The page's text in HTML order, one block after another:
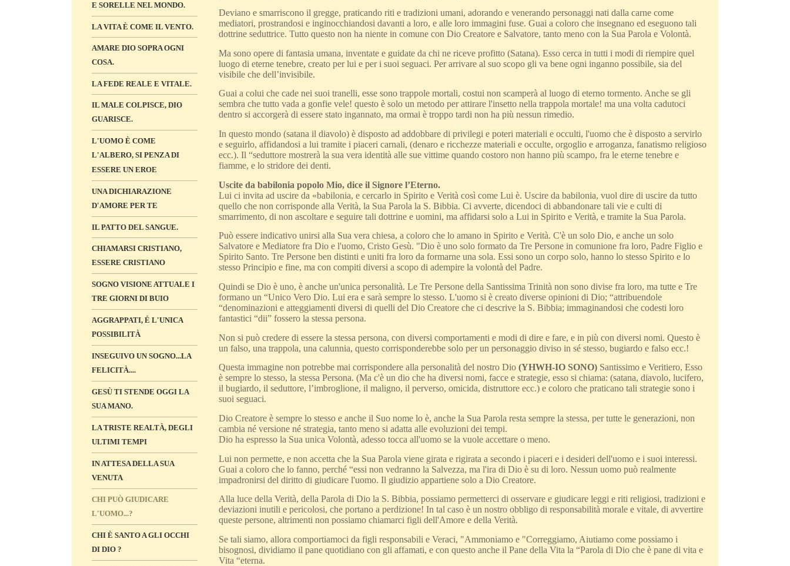
E SORELLE NEL MONDO.
LA VITA È COME IL VENTO.
AMARE DIO SOPRA OGNI
COSA.
LA FEDE REALE E VITALE.
IL MALE COLPISCE, DIO
GUARISCE.
L'UOMO È COME
L'ALBERO, SI PENZA DI
ESSERE UN EROE
UNA DICHIARAZIONE
D'AMORE PER TE
IL PATTO DEL SANGUE.
CHIAMARSI CRISTIANO,
ESSERE CRISTIANO
SOGNO VISIONE ATTUALE I
TRE GIORNI DI BUIO
AGGRAPPATI, É L'UNICA
POSSIBILITÀ
INSEGUIVO UN SOGNO...LA
FELICITÀ....
GESÙ TI STENDE OGGI LA
SUA MANO.
LA TRISTE REALTÀ, DEGLI
ULTIMI TEMPI
IN ATTESA DELLA SUA
VENUTA
CHI PUÒ GIUDICARE
L'UOMO...?
CHI È SANTO A GLI OCCHI
DI DIO ?
Deviano e smarriscono il gregge, praticando riti e tradizioni umani, adorando e venerando personaggi nati dalla carne come
mediatori, prostrandosi e inginocchiandosi davanti a loro, e alle loro immagini fuse. Guai a coloro che insegnano ed eseguono tali
dottrine seduttrice. Tutto questo non ha niente in comune con Dio Creatore e Salvatore, tanto meno con la Sua Parola e Volontà.
Ma sono opere di fantasia umana, inventate e guidate da chi ne riceve profitto (Satana). Esso cerca in tutti i modi di riempire quel
luogo di eterne tenebre, creato per lui e per i suoi seguaci. Per arrivare al suo scopo gli va bene ogni inganno possibile, sia del
visibile che dell’invisibile.
Guai a colui che cade nei suoi tranelli, esse sono trappole mortali, costui non scamperà al luogo di eterno tormento. Anche se gli
sembra che tutto vada a gonfie vele! questo è solo un metodo per attirare l'insetto nella trappola mortale! ma una volta cadutoci
dentro si accorgerà di essere stato ingannato, ma ormai è troppo tardi non ha più nessun rimedio.
In questo mondo (satana il diavolo) è disposto ad addobbare di privilegi e poteri materiali e occulti, l'uomo che è disposto a servirlo
e seguirlo, affidandosi a lui tramite i piaceri carnali, (denaro e ricchezze materiali e occulte, orgoglio e arroganza, fanatismo religioso
ecc.). Il “seduttore mostrerà la sua vera identità alle sue vittime quando costoro non hanno più scampo, fra le eterne tenebre e
fiamme, e lo stridore dei denti.
Uscite da babilonia popolo Mio, dice il Signore l’Eterno.
Lui ci invita ad uscire da «babilonia, e cercarlo in Spirito e Verità così come Lui è. Uscire da babilonia, vuol dire di uscire da tutto
quello che non corrisponde alla Verità, la Sua Parola la S. Bibbia. Ci avverte, dicendoci di abbandonare tali vie e culti di
smarrimento, di non ascoltare e seguire tali dottrine e uomini, ma affidarsi solo a Lui in Spirito e Verità, e tramite la Sua Parola.
Può essere indicativo unirsi alla Sua vera chiesa, a coloro che lo amano in Spirito e Verità. C'è un solo Dio, e anche un solo
Salvatore e Mediatore fra Dio e l'uomo, Cristo Gesù. "Dio è uno solo formato da Tre Persone in comunione fra loro, Padre Figlio e
Spirito Santo. Tre Persone ben distinti e uniti fra loro da formarne una sola. Essi sono un corpo solo, hanno lo stesso Spirito e lo
stesso Principio e fine, ma con compiti diversi a scopo di adempire la volontà del Padre.
Quindi se Dio è uno, è anche un'unica personalità. Le Tre Persone della Santissima Trinità non sono divise fra loro, ma tutte e Tre
formano un “Unico Vero Dio. Lui era e sarà sempre lo stesso. L'uomo si è creato diverse opinioni di Dio; “attribuendole
“denominazioni e atteggiamenti diversi di quelli del Dio Creatore che ci descrive la S. Bibbia; immaginandosi che codesti loro
fantastici “dii” fossero la stessa persona.
Non si può credere di essere la stessa persona, con diversi comportamenti e modi di dire e fare, e in più con diversi nomi. Questo è
un falso, una trappola, una calunnia, questo corrisponderebbe solo per un personaggio diviso in sé stesso, bugiardo e falso ecc.!
Questa immagine non potrebbe mai corrispondere alla personalità del nostro Dio (YHWH-IO SONO) Santissimo e Veritiero, Esso
è sempre lo stesso, la stessa Persona. (Ma c'è un dio che ha diversi nomi, facce e strategie, esso si chiama: (satana, diavolo, lucifero,
il bugiardo, il seduttore, l’imbroglione, il maligno, il perverso, omicida, distruttore ecc.) e coloro che praticano tali strategie sono i
suoi seguaci.
Dio Creatore è sempre lo stesso e anche il Suo nome lo è, anche la Sua Parola resta sempre la stessa, per tutte le generazioni, non
cambia né versione né strategia, tanto meno si adatta alle evoluzioni dei tempi.
Dio ha espresso la Sua unica Volontà, adesso tocca all'uomo se la vuole accettare o meno.
Lui non permette, e non accetta che la Sua Parola viene girata e rigirata a secondo i piaceri e i desideri dell'uomo e i suoi interessi.
Guai a coloro che lo fanno, perché “essi non vedranno la Salvezza, ma l'ira di Dio è su di loro. Nessun uomo può realmente
impadronirsi del diritto di giudicare l'uomo. Il giudizio appartiene solo a Dio Creatore.
Alla luce della Verità, della Parola di Dio la S. Bibbia, possiamo permetterci di osservare e giudicare leggi e riti religiosi, tradizioni e
deviazioni inutili e pericolosi, che portano a perdizione! In tal caso è un nostro obbligo di responsabilità morale e vitale, di avvertire
queste persone, altrimenti non possiamo chiamarci figli dell'Amore e della Verità.
Se tali siamo, allora comportiamoci da figli responsabili e Veraci, "Ammoniamo e "Correggiamo, Aiutiamo come possiamo i
bisognosi, dividiamo il pane quotidiano con gli affamati, e con questo anche il Pane della Vita la “Parola di Dio che è pane di vita e
Vita “eterna.